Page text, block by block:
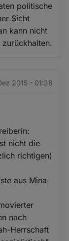
politische
Sicht
kann nicht
2015 - 01:28
nicht die
richtigen)
aus Mina
nach
Herrschaft